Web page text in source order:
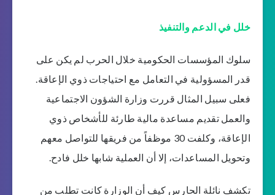
خلل في الدعم والتنفيذ
سلوك المؤسسات الحكومية خلال الحرب لم يكن على
قدر المسؤولية في التعامل مع احتياجات ذوي الإعاقة.
فعلى سبيل المثال قررت وزارة الشؤون الاجتماعية
والعمل تقديم مساعدة مالية طارئة للأشخاص ذوي
الإعاقة، وكلفت 30 موظفاً من فريقها للتواصل معهم
وتحويل المساعدات، إلا أن العملية شابها خلل فادح.
تكشف نائلة الحارس كيف أن الوزارة كانت تطلب من